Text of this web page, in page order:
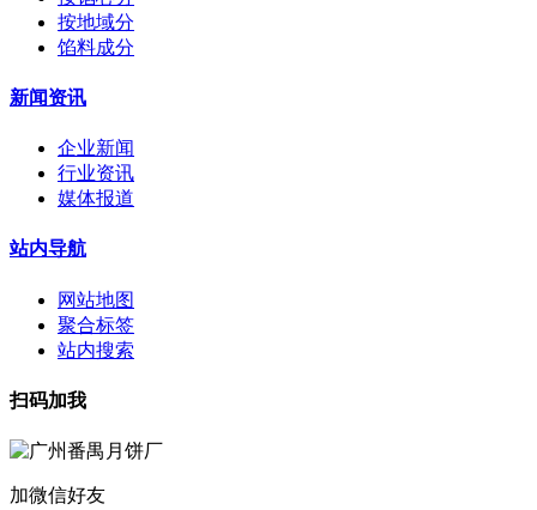
按地域分
馅料成分
新闻资讯
企业新闻
行业资讯
媒体报道
站内导航
网站地图
聚合标签
站内搜索
扫码加我
加微信好友